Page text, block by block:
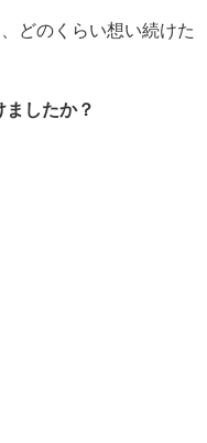
どのくらい想い続けた
したか？